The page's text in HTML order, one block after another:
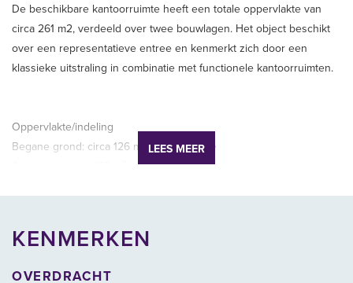
De beschikbare kantoorruimte heeft een totale oppervlakte van
circa 261 m2, verdeeld over twee bouwlagen. Het object beschikt
over een representatieve entree en kenmerkt zich door een
klassieke uitstraling in combinatie met functionele kantoorruimten.
Oppervlakte/indeling
Begane grond: circa 126 m² kantoorruimte
Souterrain: circa 135 m² kantoorruimte
voor representatieve werkplekken of vergaderruimten. Het
LEES MEER
KENMERKEN
OVERDRACHT